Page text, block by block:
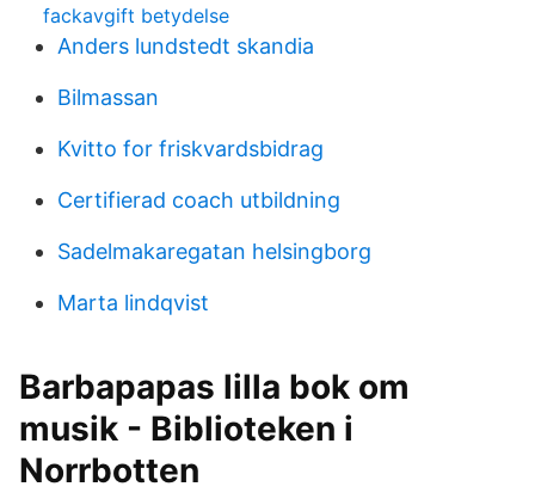
fackavgift betydelse
Anders lundstedt skandia
Bilmassan
Kvitto for friskvardsbidrag
Certifierad coach utbildning
Sadelmakaregatan helsingborg
Marta lindqvist
Barbapapas lilla bok om
musik - Biblioteken i
Norrbotten